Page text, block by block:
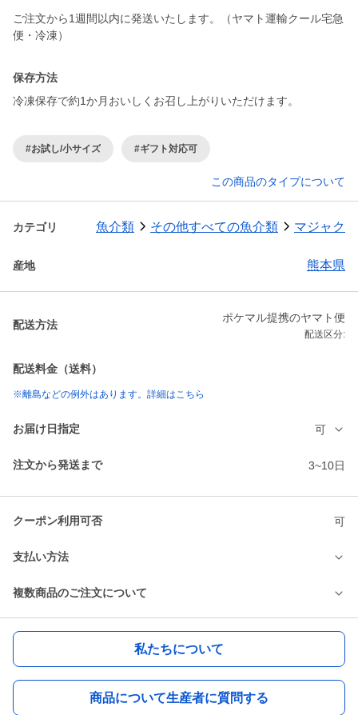
ご注文から1週間以内に発送いたします。（ヤマト運輸クール宅急
便・冷凍）
保存方法
冷凍保存で約1か月おいしくお召し上がりいただけます。
#お試し/小サイズ #ギフト対応可
この商品のタイプについて
カテゴリ 魚介類 その他すべての魚介類 マジャク
産地 熊本県
配送方法
ポケマル提携のヤマト便
配送区分:
配送料金（送料）
※離島などの例外はあります。詳細はこちら
お届け日指定 可
注文から発送まで 3~10日
クーポン利用可否 可
支払い方法
複数商品のご注文について
私たちについて
商品について生産者に質問する